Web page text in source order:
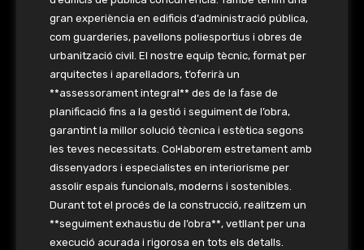
gran experiència en edificis d’administració pública,
com guarderies, pavellons poliesportius i obres de
urbanització civil. El nostre equip tècnic, format per
arquitectes i aparelladors, t’oferirà un
**assessorament integral** des de la fase de
planificació fins a la gestió i seguiment de l’obra,
garantint la millor solució tècnica i estètica segons
les teves necessitats. Col·laborem estretament amb
dissenyadors i especialistes en interiorisme per
assolir espais funcionals, moderns i sostenibles.
Durant tot el procés de la construcció, realitzem un
**seguiment exhaustiu de l’obra**, vetllant per una
execució acurada i rigorosa en tots els detalls.